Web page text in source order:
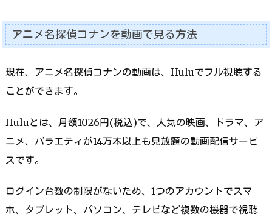
アニメ名探偵コナンを動画で見る方法
現在、アニメ名探偵コナンの動画は、Huluでフル視聴する
ことができます。
Huluとは、月額1026円(税込)で、人気の映画、ドラマ、ア
ニメ、バラエティが14万本以上も見放題の動画配信サービ
スです。
ログイン台数の制限がないため、1つのアカウントでスマ
ホ、タブレット、パソコン、テレビなど複数の機器で視聴